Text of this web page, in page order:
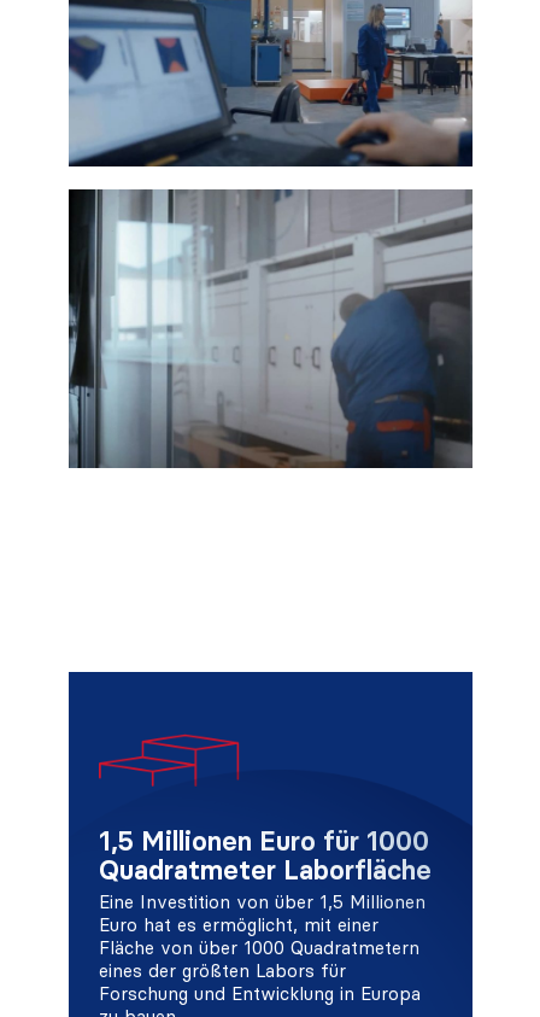
1,5 Millionen Euro für 1000
Quadratmeter Laborfläche
Eine Investition von über 1,5 Millionen
Euro hat es ermöglicht, mit einer
Fläche von über 1000 Quadratmetern
eines der größten Labors für
Forschung und Entwicklung in Europa